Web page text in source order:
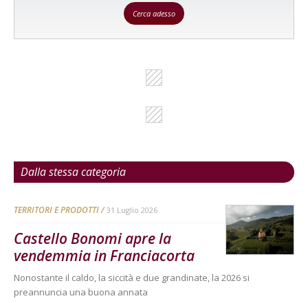
Cerca adesso
Dalla stessa categoria
TERRITORI E PRODOTTI 31 Luglio 2026
Castello Bonomi apre la
vendemmia in Franciacorta
Nonostante il caldo, la siccità e due grandinate, la 2026 si
preannuncia una buona annata